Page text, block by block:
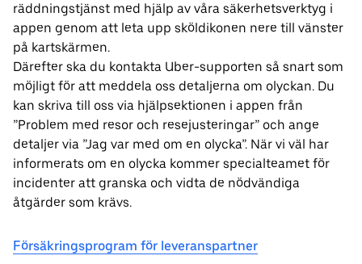
räddningstjänst med hjälp av våra säkerhetsverktyg i
appen genom att leta upp sköldikonen nere till vänster
på kartskärmen.
Därefter ska du kontakta Uber-supporten så snart som
möjligt för att meddela oss detaljerna om olyckan. Du
kan skriva till oss via hjälpsektionen i appen från
”Problem med resor och resejusteringar” och ange
detaljer via ”Jag var med om en olycka”. När vi väl har
informerats om en olycka kommer specialteamet för
incidenter att granska och vidta de nödvändiga
åtgärder som krävs.
Försäkringsprogram för leveranspartner